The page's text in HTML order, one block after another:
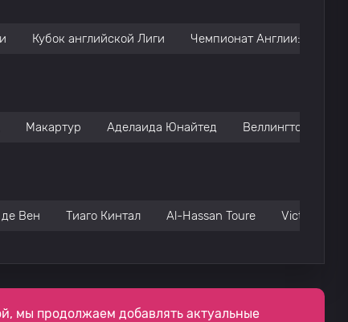
Кубок английской Лиги Чемпионат Англии: АПЛ
Макартур Аделаида Юнайтед Веллингтон
Вен Тиаго Кинтал Al-Hassan Toure Victor
мы продолжаем добавлять актуальные